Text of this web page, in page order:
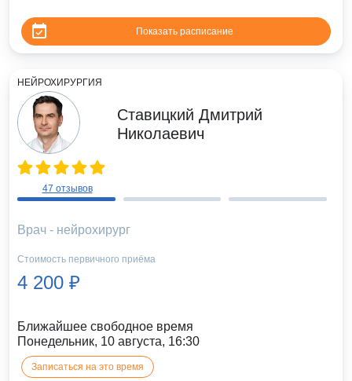
Показать расписание
НЕЙРОХИРУРГИЯ
47 отзывов
Ставицкий Дмитрий
Николаевич
Врач - нейрохирург
Стоимость первичного приёма
4 200 ₽
Ближайшее свободное время
Понедельник, 10 августа, 16:30
Записаться на это время